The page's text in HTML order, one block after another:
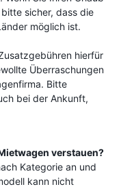
sicher, dass die
möglich ist.
hierfür
Überraschungen
Bitte
bei der Ankunft,
verstauen?
Kategorie an und
kann nicht